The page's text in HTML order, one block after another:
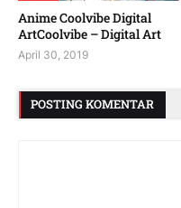
Anime Coolvibe Digital
ArtCoolvibe – Digital Art
April 30, 2019
POSTING KOMENTAR